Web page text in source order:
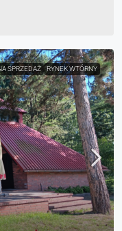
SPRZEDAŻ RYNEK WTÓRNY